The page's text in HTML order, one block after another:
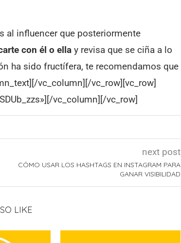
al influencer que posteriormente
con él o ella y revisa que se ciña a lo
ha sido fructífera, te recomendamos que
vc_column][/vc_row][vc_row]
vc_column][/vc_row]
next post
CÓMO USAR LOS HASHTAGS EN INSTAGRAM PARA
GANAR VISIBILIDAD
LIKE